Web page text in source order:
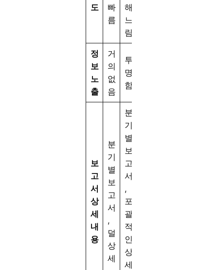
도
빠
름
해
느
림
정
보
노
출
거
의
없
음
투
명
함
보
고
서
상
세
내
용
분
기
별
보
고
서
,
덜
상
세
분
기
별
보
고
서
,
포
괄
적
인
상
세